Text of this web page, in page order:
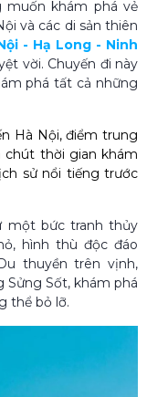
muốn khám phá vẻ
và các di sản thiên
- Hạ Long - Ninh
vời. Chuyến đi này
phá tất cả những
Hà Nội, điểm trung
chút thời gian khám
sử nổi tiếng trước
một bức tranh thủy
hình thù độc đáo
thuyền trên vịnh,
Sửng Sốt, khám phá
thể bỏ lỡ.